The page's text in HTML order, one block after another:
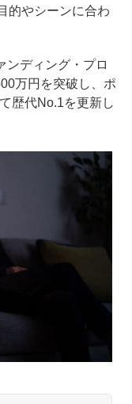
的やシーンに合わ
ンディング・プロ
万円を突破し、ポ
歴代No.1を更新し